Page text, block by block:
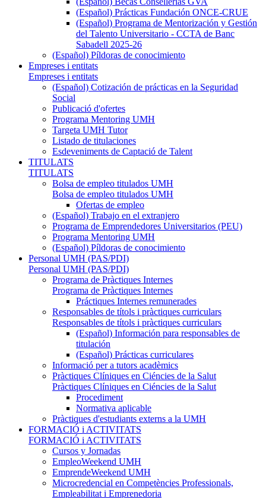
(Español) Prácticas Fundación ONCE-CRUE
(Español) Programa de Mentorización y Gestión
del Talento Universitario - CCTA de Banc
Sabadell 2025-26
(Español) Píldoras de conocimiento
Empreses i entitats
Empreses i entitats
(Español) Cotización de prácticas en la Seguridad
Social
Publicació d'ofertes
Programa Mentoring UMH
Targeta UMH Tutor
Listado de titulaciones
Esdeveniments de Captació de Talent
TITULATS
TITULATS
Bolsa de empleo titulados UMH
Bolsa de empleo titulados UMH
Ofertas de empleo
(Español) Trabajo en el extranjero
Programa de Emprendedores Universitarios (PEU)
Programa Mentoring UMH
(Español) Píldoras de conocimiento
Personal UMH (PAS/PDI)
Personal UMH (PAS/PDI)
Programa de Pràctiques Internes
Programa de Pràctiques Internes
Práctiques Internes remunerades
Responsables de títols i pràctiques curriculars
Responsables de títols i pràctiques curriculars
(Español) Información para responsables de
titulación
(Español) Prácticas curriculares
Informació per a tutors acadèmics
Pràctiques Clíniques en Ciéncies de la Salut
Pràctiques Clíniques en Ciéncies de la Salut
Procediment
Normativa aplicable
Pràctiques d'estudiants externs a la UMH
FORMACIÓ i ACTIVITATS
FORMACIÓ i ACTIVITATS
Cursos y Jornadas
EmpleoWeekend UMH
EmprendeWeekend UMH
Microcredencial en Competències Professionals,
Empleabilitat i Emprenedoria